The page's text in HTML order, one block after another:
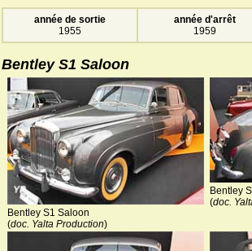
année de sortie
1955
année d'arrêt
1959
Bentley S1 Saloon
Bentley S1 Saloon
(doc. Yalta Production)
Bentley
(doc.